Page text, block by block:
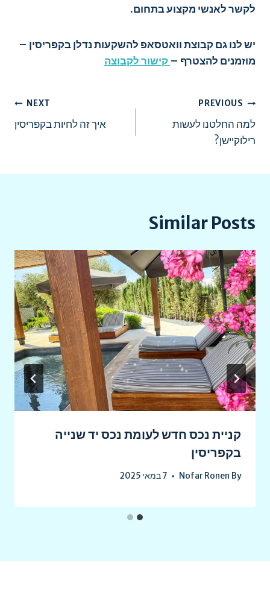
לקשר לאנשי מקצוע בתחום.
יש לנו גם קבוצת וואטסאפ להשקעות נדלן בקפריסין –
מוזמנים להצטרף – קישור לקבוצה
ניווט
PREVIOUS
למה החלטנו לעשות
רילוקיישן?
NEXT
איך זה לחיות בקפריסין
Similar Posts
קניית נכס חדש לעומת נכס יד שנייה
בקפריסין
By
Nofar Ronen 7 במאי 2025